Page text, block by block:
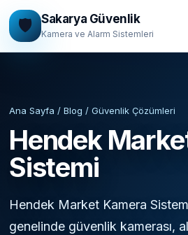
🛡️ Sakarya Güvenlik
Kamera ve Alarm Sistemleri
Ana Sayfa / Blog / Güvenlik Çözümleri
Hendek
Sistemi
Hendek Market Kamera
genelinde güvenlik kamerası,